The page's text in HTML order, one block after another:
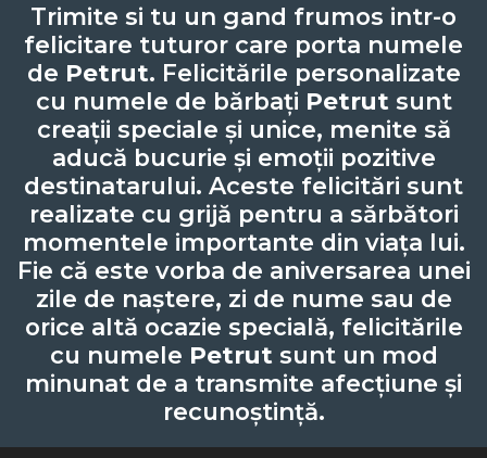
Trimite si tu un gand frumos intr-o
felicitare tuturor care porta numele
de Petrut. Felicitările personalizate
cu numele de bărbați Petrut sunt
creații speciale și unice, menite să
aducă bucurie și emoții pozitive
destinatarului. Aceste felicitări sunt
realizate cu grijă pentru a sărbători
momentele importante din viața lui.
Fie că este vorba de aniversarea unei
zile de naștere, zi de nume sau de
orice altă ocazie specială, felicitările
cu numele Petrut sunt un mod
minunat de a transmite afecțiune și
recunoștință.